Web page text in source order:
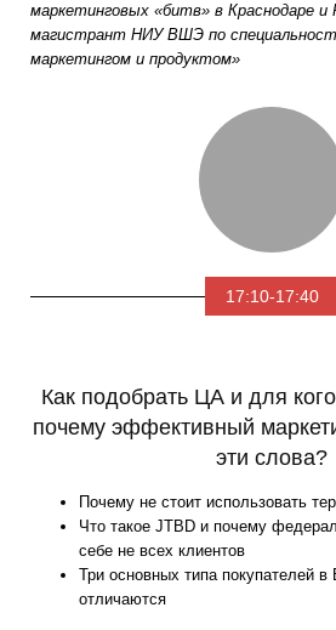
17:10-17:40
маркетинговых «битв» в Краснодаре и
магистрант НИУ ВШЭ по
маркетингом и продуктом»
Как подобрать ЦА и для
почему эффективный
эти слова?
Почему не стоит использовать
Что такое JTBD и почему
себе не всех клиентов
Три основных типа покупателей
отличаются